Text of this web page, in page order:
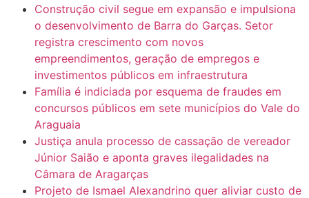
Construção civil segue em expansão e impulsiona
o desenvolvimento de Barra do Garças. Setor
registra crescimento com novos
empreendimentos, geração de empregos e
investimentos públicos em infraestrutura
Família é indiciada por esquema de fraudes em
concursos públicos em sete municípios do Vale do
Araguaia
Justiça anula processo de cassação de vereador
Júnior Saião e aponta graves ilegalidades na
Câmara de Aragarças
Projeto de Ismael Alexandrino quer aliviar custo de